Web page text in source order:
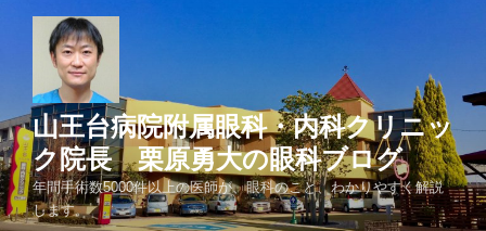
ツ
へ
ス
キ
ッ
山王台病院附属眼科・内科クリニッ
ク院長 栗原勇大の眼科ブログ
年間手術数5000件以上の医師が、眼科のこと、わかりやすく解説
します。